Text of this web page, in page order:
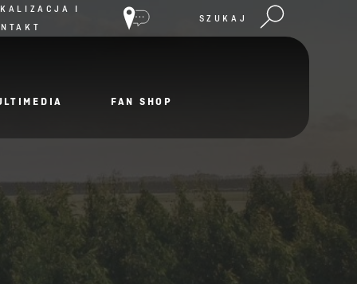
I
SZUKAJ
FAN SHOP